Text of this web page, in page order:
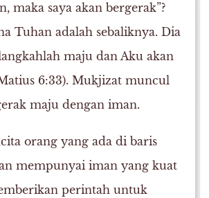
maka saya akan bergerak”?
Tuhan adalah sebaliknya. Dia
maju dan Aku akan
6:33). Mukjizat muncul
maju dengan iman.
orang yang ada di baris
mempunyai iman yang kuat
perintah untuk